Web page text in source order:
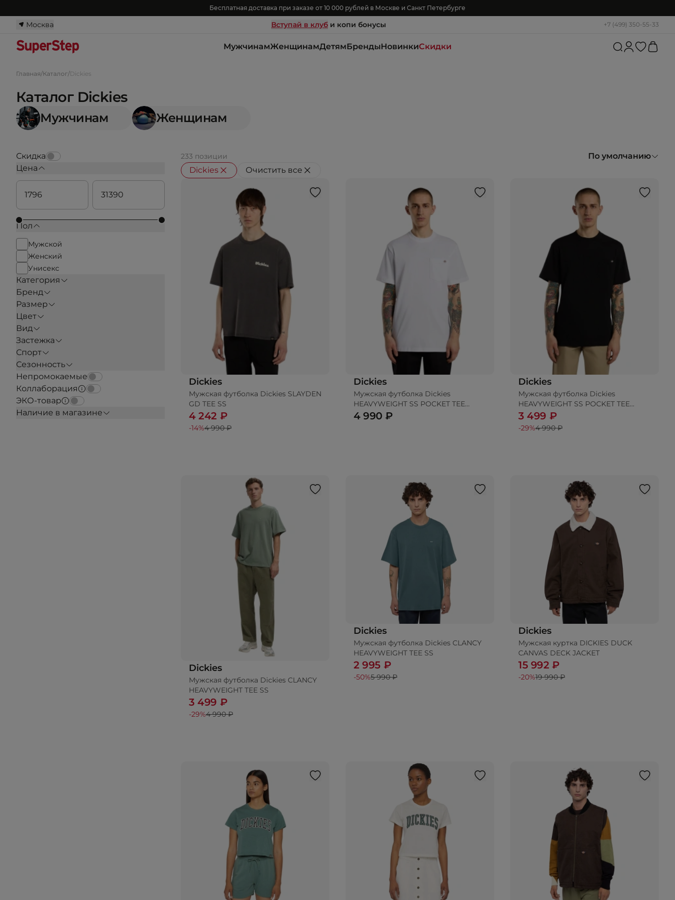
Бесплатная доставка при заказе от 10 000 рублей в Москве и Санкт Петербурге
Москва Вступай в клуб и копи бонусы +7 (499) 350-55-33
МужчинамЖенщинамДетямБрендыНовинкиСкидки
Главная/Каталог/Dickies
Каталог Dickies
Мужчинам Женщинам
Скидка
Цена
Пол
Мужской
Женский
Унисекс
Категория
Бренд
Размер
Цвет
Вид
Застежка
Спорт
Сезонность
Непромокаемые
Коллаборация
ЭКО-товар
Наличие в магазине
233 позиции
По умолчанию
Dickies
Очистить все
Dickies
Мужская футболка Dickies SLAYDEN
GD TEE SS
4 242 ₽
-14%4 990 ₽
Dickies
Мужская футболка Dickies
HEAVYWEIGHT SS POCKET TEE
RELAXED
4 990 ₽
Dickies
Мужская футболка Dickies
HEAVYWEIGHT SS POCKET TEE
RELAXED
3 499 ₽
-29%4 990 ₽
Dickies
Мужская футболка Dickies CLANCY
HEAVYWEIGHT TEE SS
3 499 ₽
-29%4 990 ₽
Dickies
Мужская футболка Dickies CLANCY
HEAVYWEIGHT TEE SS
2 995 ₽
-50%5 990 ₽
Добавить в корзину
Dickies
Мужская куртка DICKIES DUCK
CANVAS DECK JACKET
15 992 ₽
-20%19 990 ₽
Добавить в корзину